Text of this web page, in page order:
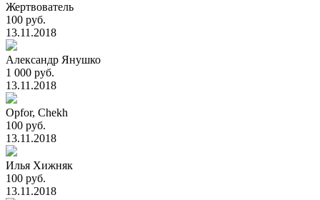
Жертвователь
100 руб.
13.11.2018
Александр Янушко
1 000 руб.
13.11.2018
Opfor, Chekh
100 руб.
13.11.2018
Илья Хижняк
100 руб.
13.11.2018